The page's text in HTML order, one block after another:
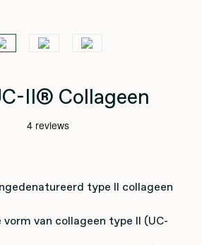
II® Collageen
type II collageen
van collageen type II (UC-